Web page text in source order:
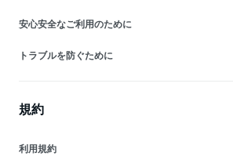
安心安全なご利用のために
トラブルを防ぐために
規約
利用規約